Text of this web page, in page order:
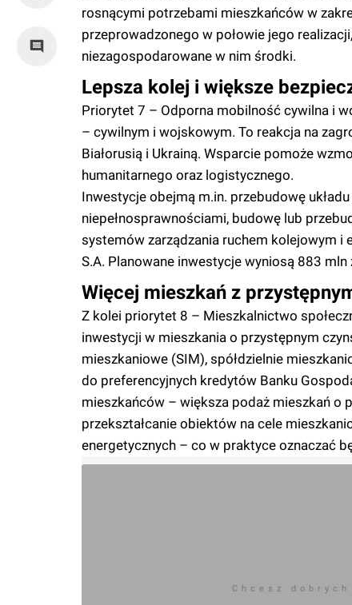
rosnącymi potrzebami mieszkańców w
przeprowadzonego w połowie jego
niezagospodarowane w nim środki.
Lepsza kolej i większe
Priorytet 7 – Odporna mobilność cywilna i
– cywilnym i wojskowym. To reakcja na
Białorusią i Ukrainą. Wsparcie pomoże
humanitarnego oraz logistycznego.
Inwestycje obejmą m.in. przebudowę
niepełnosprawnościami, budowę lub
systemów zarządzania ruchem kolejowym i
S.A. Planowane inwestycje wyniosą 883 mln
Więcej mieszkań z
Z kolei priorytet 8 – Mieszkalnictwo
inwestycji w mieszkania o przystępnym
mieszkaniowe (SIM), spółdzielnie
do preferencyjnych kredytów Banku
mieszkańców – większa podaż mieszkań o
przekształcanie obiektów na cele
energetycznych – co w praktyce oznaczać
Chcesz dobrych